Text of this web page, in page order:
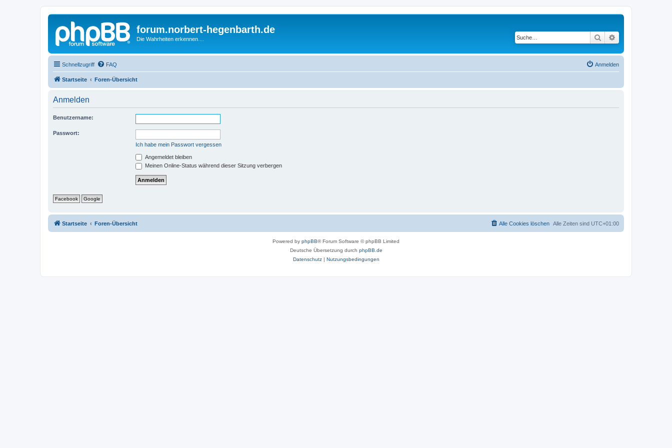
forum.norbert-hegenbarth.de
Die Wahrheiten erkennen.... Suche
Schnellzugriff FAQ Anmelden
Startseite Foren-Übersicht
Anmelden
Benutzername:
Passwort:
Ich habe mein Passwort vergessen
Angemeldet bleiben
Meinen Online-Status während dieser Sitzung verbergen
Facebook Google
Startseite Foren-Übersicht Alle Zeiten sind UTC+01:00
Alle Cookies löschen
Powered by phpBB® Forum Software © phpBB Limited
Deutsche Übersetzung durch phpBB.de
Datenschutz| Nutzungsbedingungen